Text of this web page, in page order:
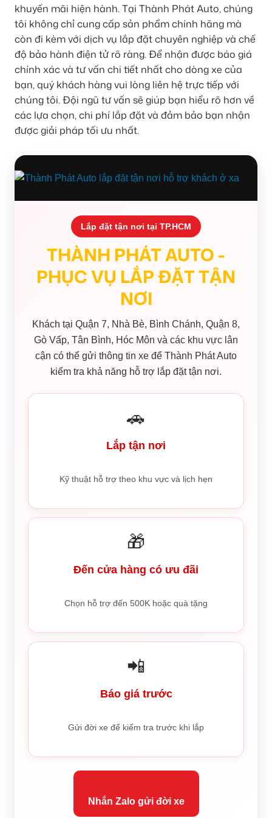
khuyến mãi hiện hành. Tại Thành Phát Auto, chúng
tôi không chỉ cung cấp sản phẩm chính hãng mà
còn đi kèm với dịch vụ lắp đặt chuyên nghiệp và chế
độ bảo hành điện tử rõ ràng. Để nhận được báo giá
chính xác và tư vấn chi tiết nhất cho dòng xe của
bạn, quý khách hàng vui lòng liên hệ trực tiếp với
chúng tôi. Đội ngũ tư vấn sẽ giúp bạn hiểu rõ hơn về
các lựa chọn, chi phí lắp đặt và đảm bảo bạn nhận
được giải pháp tối ưu nhất.
Lắp đặt tận nơi tại TP.HCM
THÀNH PHÁT AUTO -
PHỤC VỤ LẮP ĐẶT TẬN
NƠI
Khách tại Quận 7, Nhà Bè, Bình Chánh, Quận 8,
Gò Vấp, Tân Bình, Hóc Môn và các khu vực lân
cận có thể gửi thông tin xe để Thành Phát Auto
kiểm tra khả năng hỗ trợ lắp đặt tận nơi.
🚗
Lắp tận nơi
Kỹ thuật hỗ trợ theo khu vực và lịch hẹn
🎁
Đến cửa hàng có ưu đãi
Chọn hỗ trợ đến 500K hoặc quà tặng
📲
Báo giá trước
Gửi đời xe để kiểm tra trước khi lắp
Nhắn Zalo gửi đời xe